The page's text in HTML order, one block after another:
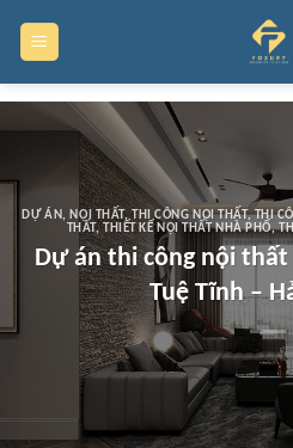
DỰ ÁN, NỘI THẤT,THI CÔNG NỘI THẤT,THI
THẤT,THIẾT KẾ NỘI THẤT NHÀ PHỐ,
Dự án thi công nội thất
Tuệ Tĩnh –